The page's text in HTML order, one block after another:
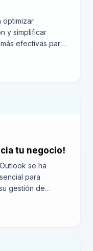
optimizar
y simplificar
efectivas para
En este
clientes […]
tu negocio!
se ha
para
gestión de
y al
por